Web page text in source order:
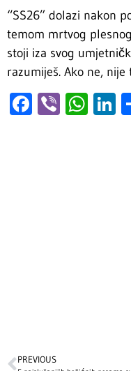
“SS26” dolazi nakon
temom mrtvog
stoji iza svog
razumiješ. Ako ne,
Facebook
Viber
PREVIOUS